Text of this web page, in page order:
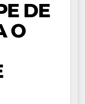
DE
O